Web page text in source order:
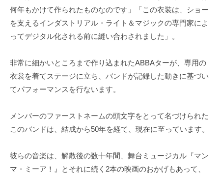
何年もかけて作られたものなのです」「この衣装は、ショー
を支えるインダストリアル・ライト＆マジックの専門家によ
ってデジタル化される前に縫い合わされました」。
非常に細かいところまで作り込まれたABBAターが、専用の
衣裳を着てステージに立ち、バンドが記録した動きに基づい
てパフォーマンスを行ないます。
メンバーのファーストネームの頭文字をとって名づけられた
このバンドは、結成から50年を経て、現在に至っています。
彼らの音楽は、解散後の数十年間、舞台ミュージカル『マン
マ・ミーア！』とそれに続く2本の映画のおかげもあって、